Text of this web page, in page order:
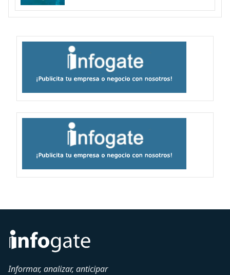
Informar, analizar, anticipar